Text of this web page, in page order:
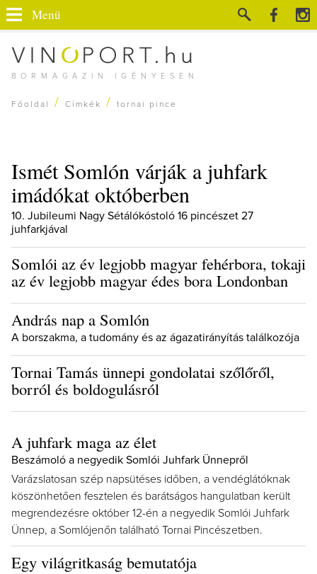
BORMAGAZIN IGÉNYESEN
Menü
Főoldal / Címkék / tornai pince
Ismét Somlón várják a juhfark
imádókat októberben
10. Jubileumi Nagy Sétálókóstoló 16 pincészet 27
juhfarkjával
Somlói az év legjobb magyar fehérbora, tokaji
az év legjobb magyar édes bora Londonban
András nap a Somlón
A borszakma, a tudomány és az ágazatirányítás találkozója
Tornai Tamás ünnepi gondolatai szőlőről,
borról és boldogulásról
A juhfark maga az élet
Beszámoló a negyedik Somlói Juhfark Ünnepről
Varázslatosan szép napsütéses időben, a vendéglátóknak
köszönhetően fesztelen és barátságos hangulatban került
megrendezésre október 12-én a negyedik Somlói Juhfark
Ünnep, a Somlójenőn található Tornai Pincészetben.
Egy világritkaság bemutatója